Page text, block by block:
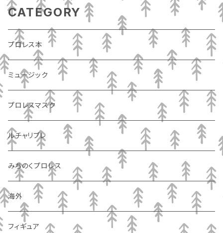
CATEGORY
プロレス本
ミュージック
プロレスマスク
ルチャリブレ
みちのくプロレス
海外
フィギュア